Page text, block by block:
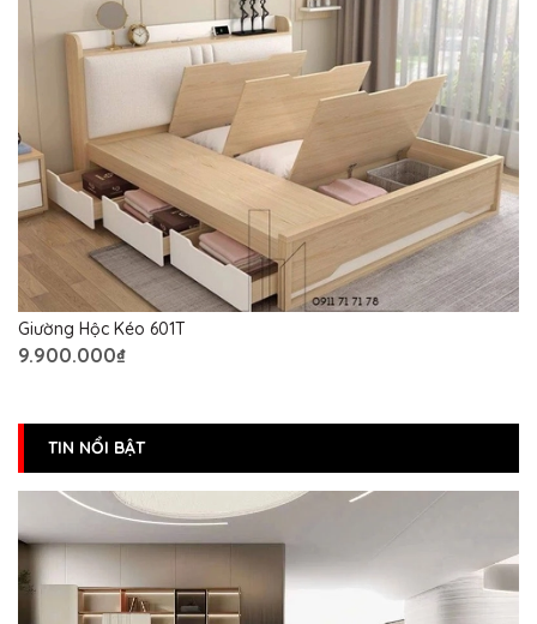
Giường Hộc Kéo 601T
9.900.000₫
TIN NỔI BẬT